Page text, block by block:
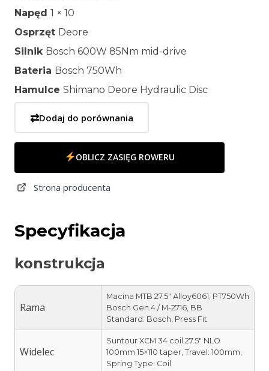
Napęd 1 × 10
Osprzęt Deore
Silnik Bosch 600W 85Nm mid-drive
Bateria Bosch 750Wh
Hamulce Shimano Deore Hydraulic Disc
⇄Dodaj do porównania
OBLICZ ZASIĘG ROWERU
Strona producenta
Specyfikacja
konstrukcja
Rama
Macina MTB 27.5″ Alloy6061; PT750Wh
Bosch Gen.4 / M-2716, BB
Standard: Bosch, Press Fit
Widelec
Suntour XCM 34 coil 27.5″ NLO
100mm 15×110 taper, Travel: 100mm,
Spring Type: Coil